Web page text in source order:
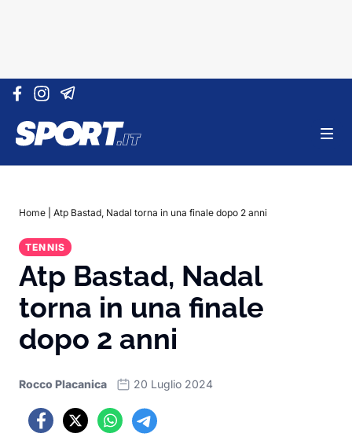
Vai al contenuto
Home Atp Bastad, Nadal torna in una finale dopo 2 anni
TENNIS
Atp Bastad, Nadal
torna in una finale
dopo 2 anni
Rocco Placanica 20 Luglio 2024